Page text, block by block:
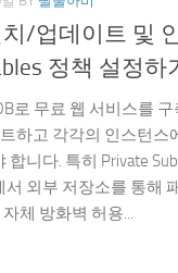
치/업데이트 및
정책 설정하
로 무료 웹 서비스를
하고 각각의 인스턴스
합니다. 특히 Private
서 외부 저장소를 통해
체 방화벽 허용...